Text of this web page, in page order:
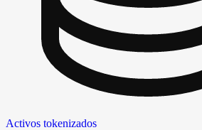
Activos tokenizados